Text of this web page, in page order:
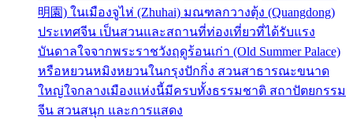
明園) ในเมืองจูไห่ (Zhuhai) มณฑลกวางตุ้ง (Quangdong)
ประเทศจีน เป็นสวนและสถานที่ท่องเที่ยวที่ได้รับแรง
บันดาลใจจากพระราชวังฤดูร้อนเก่า (Old Summer Palace)
หรือหยวนหมิงหยวนในกรุงปักกิ่ง สวนสาธารณะขนาด
ใหญ่ใจกลางเมืองแห่งนี้มีครบทั้งธรรมชาติ สถาปัตยกรรม
จีน สวนสนุก และการแสดง